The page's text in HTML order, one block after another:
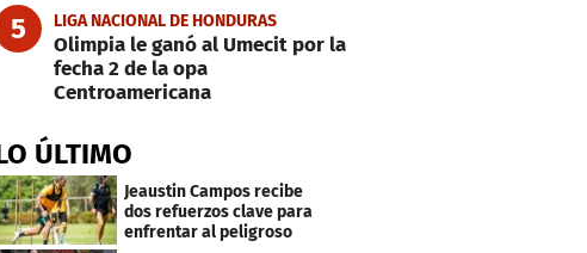
5 LIGA NACIONAL DE HONDURAS
Olimpia le ganó al Umecit por la
fecha 2 de la opa
Centroamericana
ÚLTIMO
Jeaustin Campos recibe
dos refuerzos clave para
enfrentar al peligroso